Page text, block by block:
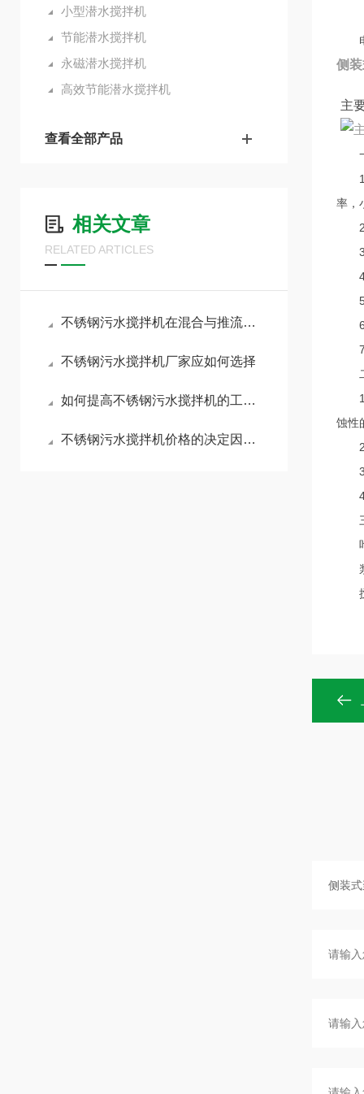
小型潜水搅拌机
节能潜水搅拌机
永磁潜水搅拌机
高效节能潜水搅拌机
查看全部产品
相关文章
RELATED ARTICLES
不锈钢污水搅拌机在混合与推流场景的选型逻辑
不锈钢污水搅拌机厂家应如何选择
如何提高不锈钢污水搅拌机的工作效率？
不锈钢污水搅拌机价格的决定因素及其影响
电
侧
主
一
1.
率，
2.
3.
4.
5.
6.
7.
二
1.
蚀性
2.
3.
4.
三
叶
浆
搅